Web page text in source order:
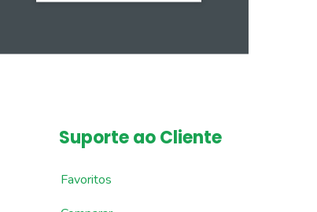
Suporte ao Cliente
Favoritos